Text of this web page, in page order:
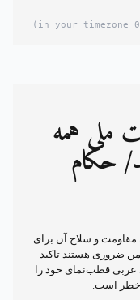
ملی همه
حکام
مقاومت و سلاح آن برای
ضروری هستند تاکید
عربی قطب‌نمای خود را
خطر است.